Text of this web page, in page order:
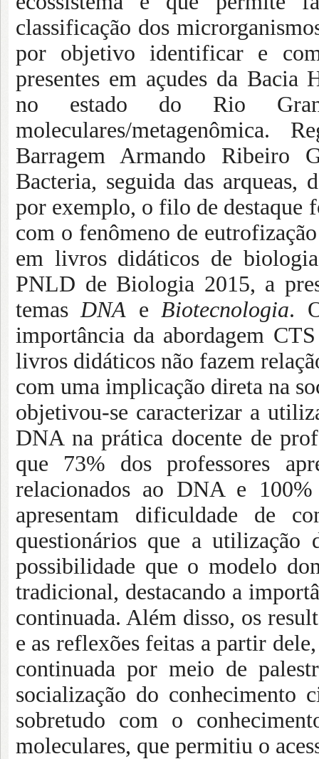
classificação dos
por objetivo identificar e
presentes em açudes da Bacia
no estado do Rio
moleculares/metagenômica.
Barragem Armando Ribeiro
Bacteria, seguida das arqueas,
por exemplo, o filo de destaque
com o fenômeno de
em livros didáticos de
PNLD de Biologia 2015, a
temasDNA eBiotecnologia.
importância da abordagem
livros didáticos não fazem
com uma implicação direta na
objetivou-se caracterizar a
DNA na prática docente de
que 73% dos professores
relacionados ao DNA e
apresentam dificuldade de
questionários que a utilização
possibilidade que o modelo
tradicional, destacando a
continuada. Além disso, os
e as reflexões feitas a partir
continuada por meio de
socialização do conhecimento
sobretudo com o
moleculares, que permitiu o